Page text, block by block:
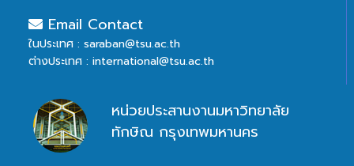
Email Contact
ในประเทศ : saraban@tsu.ac.th
ต่างประเทศ : international@tsu.ac.th
หน่วยประสานงานมหาวิทยาลัย
ทักษิณ กรุงเทพมหานคร